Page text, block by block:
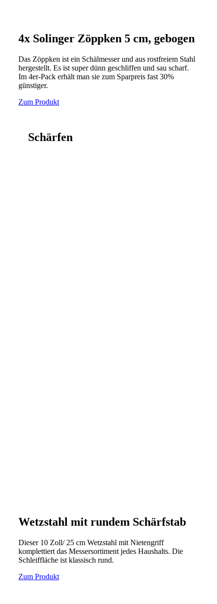
4x Solinger Zöppken 5 cm, gebogen
Das Zöppken ist ein Schälmesser und aus rostfreiem Stahl
hergestellt. Es ist super dünn geschliffen und sau scharf.
Im 4er-Pack erhält man sie zum Sparpreis fast 30%
günstiger.
Zum Produkt
Schärfen
Wetzstahl mit rundem Schärfstab
Dieser 10 Zoll/ 25 cm Wetzstahl mit Nietengriff
komplettiert das Messersortiment jedes Haushalts. Die
Schleiffläche ist klassisch rund.
Zum Produkt